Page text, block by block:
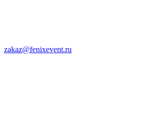
zakaz@fenixevent.ru